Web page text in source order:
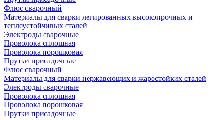
Флюс сварочный
Материалы для сварки легированных высокопрочных и
теплоустойчивых сталей
Электроды сварочные
Проволока сплошная
Проволока порошковая
Прутки присадочные
Флюс сварочный
Материалы для сварки нержавеющих и жаростойких сталей
Электроды сварочные
Проволока сплошная
Проволока порошковая
Прутки присадочные